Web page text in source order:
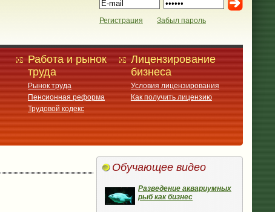
Регистрация Забыл пароль
Работа и рынок
труда
Рынок труда
Пенсионная реформа
Трудовой кодекс
Лицензирование
бизнеса
Условия лицензирования
Как получить лицензию
Обучающее видео
Разведение аквариумных
рыб как бизнес